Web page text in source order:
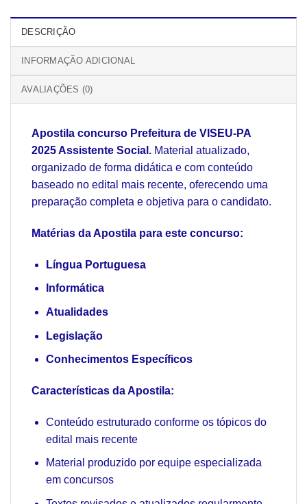
DESCRIÇÃO
INFORMAÇÃO ADICIONAL
AVALIAÇÕES (0)
Apostila concurso Prefeitura de VISEU-PA
2025 Assistente Social. Material atualizado,
organizado de forma didática e com conteúdo
baseado no edital mais recente, oferecendo uma
preparação completa e objetiva para o candidato.
Matérias da Apostila para este concurso:
Língua Portuguesa
Informática
Atualidades
Legislação
Conhecimentos Específicos
Características da Apostila:
Conteúdo estruturado conforme os tópicos do
edital mais recente
Material produzido por equipe especializada
em concursos